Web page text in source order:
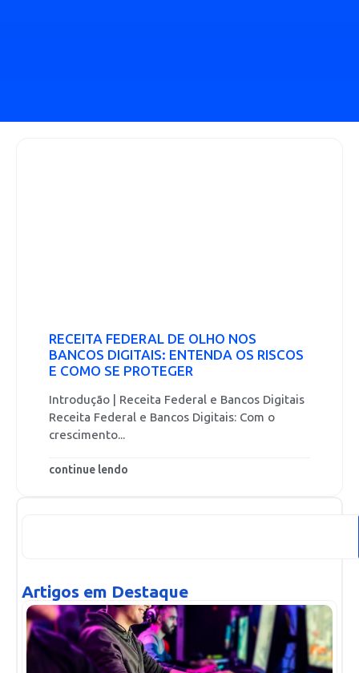
RECEITA FEDERAL DE OLHO NOS
BANCOS DIGITAIS: ENTENDA OS RISCOS
E COMO SE PROTEGER
Introdução | Receita Federal e Bancos Digitais
Receita Federal e Bancos Digitais: Com o
crescimento...
continue lendo
Artigos em Destaque